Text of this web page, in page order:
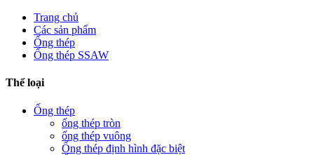
Trang chủ
Các sản phẩm
Ống thép
Ống thép SSAW
Thể loại
Ống thép
ống thép tròn
ống thép vuông
Ống thép định hình đặc biệt